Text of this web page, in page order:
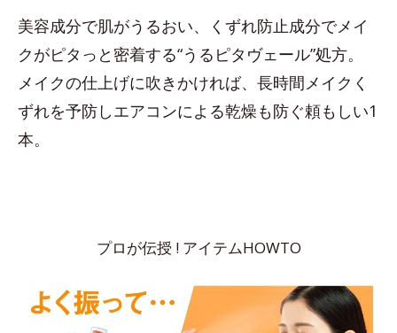
美容成分で肌がうるおい、くずれ防止成分でメイ
クがピタっと密着する“うるピタヴェール”処方。
メイクの仕上げに吹きかければ、長時間メイクく
ずれを予防しエアコンによる乾燥も防ぐ頼もしい1
本。
プロが伝授 ! アイテムHOWTO